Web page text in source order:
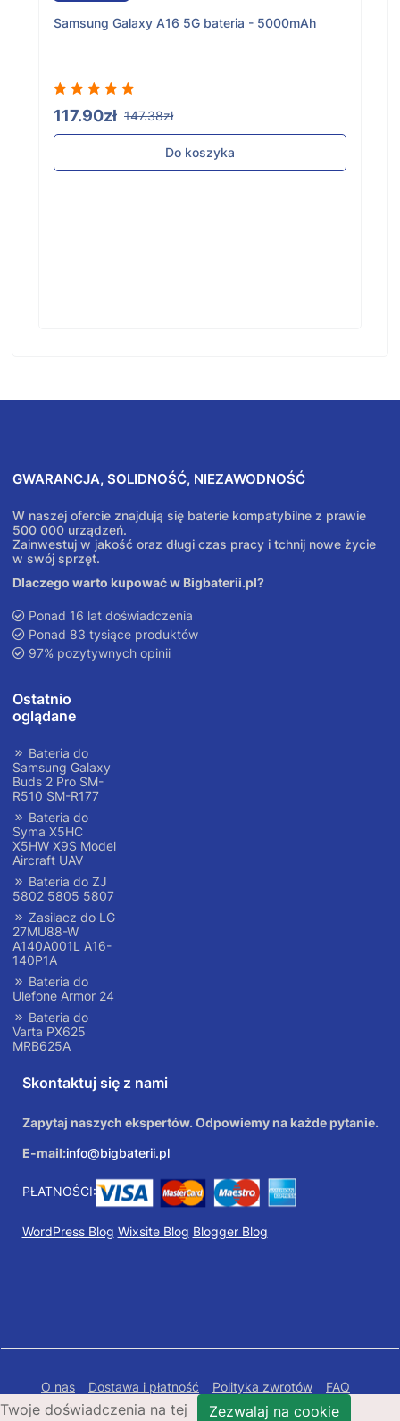
Samsung Galaxy A16 5G bateria - 5000mAh
117.90zł 147.38zł
Do koszyka
GWARANCJA, SOLIDNOŚĆ, NIEZAWODNOŚĆ
W naszej ofercie znajdują się baterie kompatybilne z prawie
500 000 urządzeń.
Zainwestuj w jakość oraz długi czas pracy i tchnij nowe życie
w swój sprzęt.
Dlaczego warto kupować w Bigbaterii.pl?
Ponad 16 lat doświadczenia
Ponad 83 tysiące produktów
97% pozytywnych opinii
Ostatnio
oglądane
Bateria do
Samsung Galaxy
Buds 2 Pro SM-
R510 SM-R177
Bateria do
Syma X5HC
X5HW X9S Model
Aircraft UAV
Bateria do ZJ
5802 5805 5807
Zasilacz do LG
27MU88-W
A140A001L A16-
140P1A
Bateria do
Ulefone Armor 24
Bateria do
Varta PX625
MRB625A
Skontaktuj się z nami
Zapytaj naszych ekspertów. Odpowiemy na każde pytanie.
E-mail:info@bigbaterii.pl
PŁATNOŚCI:
WordPress Blog Wixsite Blog Blogger Blog
O nas Dostawa i płatność Polityka zwrotów
FAQ
Polityka prywatności
Mapa Strony
Twoje doświadczenia na tej Zezwalaj na cookie